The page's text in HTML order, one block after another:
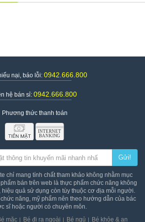
phụ thuộc vào cơ địa mỗi người
nại, báo lỗi: 0942.666.800
hệ bán sỉ: 0942.666.800
Phương thức thanh toán
Gửi!
chỉ mang tính chất tham khảo không nhằm mục
bán trên web là thực phẩm chức năng không
quả sử dụng còn tùy thuộc cơ địa mỗi người.
năng, mỹ phẩm nên theo hướng dẫn của bác
sĩ hoặc người có chuyên môn.
mặc Bé đi ra ngoài Bé ngủ Bé khỏe & an